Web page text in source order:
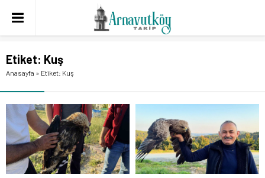
Etiket: Kuş
Anasayfa » Etiket: Kuş